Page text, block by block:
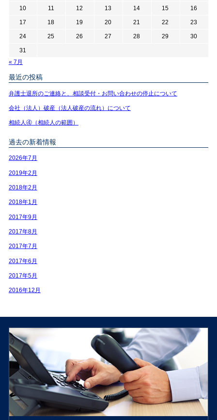
« 7月
10 11 12 13 14 15 16
17 18 19 20 21 22 23
24 25 26 27 28 29 30
31
最近の投稿
弁護士退所のご連絡と、相談受付・お問い合わせの停止について
会社（法人）破産（法人破産の流れ）について
相続人④（相続人の範囲）
過去の新着情報
2026年7月
2019年2月
2018年2月
2018年1月
2017年9月
2017年8月
2017年7月
2017年6月
2017年5月
2016年12月